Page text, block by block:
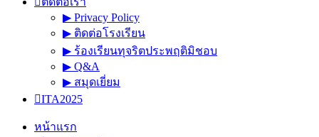
▶︎ Privacy Policy
▶︎ ติดต่อโรงเรียน
▶︎ ร้องเรียนทุจริตประพฤติมิชอบ
▶︎ Q&A
▶︎ สมุดเยี่ยม
ITA2025
หน้าแรก